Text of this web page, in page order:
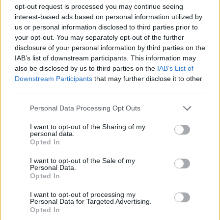
opt-out request is processed you may continue seeing
interest-based ads based on personal information utilized by
us or personal information disclosed to third parties prior to
your opt-out. You may separately opt-out of the further
disclosure of your personal information by third parties on the
IAB’s list of downstream participants. This information may
also be disclosed by us to third parties on the IAB’s List of
Downstream Participants that may further disclose it to other
Personal Data Processing Opt Outs
I want to opt-out of the Sharing of my
personal data.
Opted In
I want to opt-out of the Sale of my
Personal Data.
Opted In
I want to opt-out of processing my
Personal Data for Targeted Advertising.
Opted In
κράτησαν τα παλιά τους ονόματα, αλλά στην
πραγματικότητα είχαν εντελώς διαφορετική μορφή.
Επιβλήθηκαν έλεγχοι κεφαλαίων, όλες οι
διοικήσεις των τραπεζών άλλαξαν, ενώ κάποια
μέλη των παλαιών διοικήσεων συνελήφθησαν. Η
Ισλανδία, συν τω χρόνω, ανέκαμψε και εμφάνισε
αξιοσημείωτη ανάπτυξη. Μέρος της θεραπείας ήταν
η υποτίμηση του νομίσματος κατά 50%. Έκτοτε το
κρόνα έχει ελάχιστα ενισχυθεί έναντι του ευρώ.
Οι διαφορές
Ωστόσο, η Ισλανδία έχει μια πολύ διαφορετική
κοινωνική και οικονομική δομή. Η γρήγορη
σταθεροποίηση ήταν δυνατή μόνο και μόνο επειδή
ένα πακέτο διάσωσης πέντε δισεκατομμυρίων
δολαρίων. Κάτι που η Ελλάδα δεν μπορεί να αξιώσει